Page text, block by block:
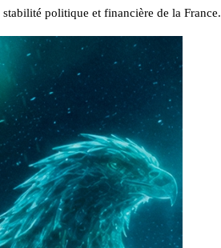
politique et financière de la France.